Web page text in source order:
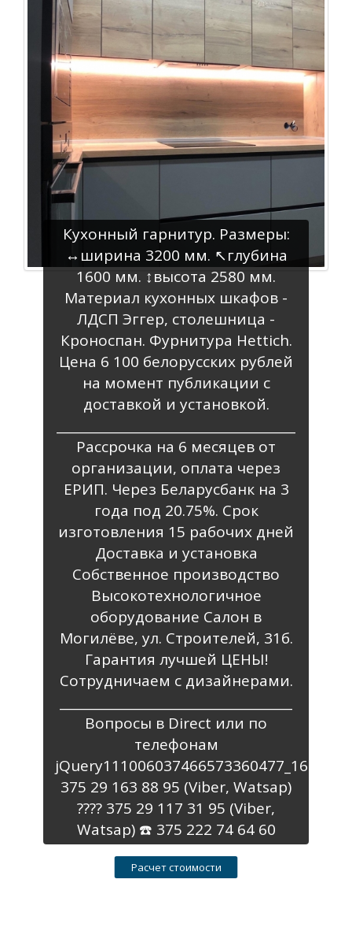
Кухонный гарнитур. Размеры:
↔️ширина 3200 мм. ↖️глубина
1600 мм. ↕️высота 2580 мм.
Материал кухонных шкафов -
ЛДСП Эггер, столешница -
Кроноспан. Фурнитура Hettich.
Цена 6 100 белорусских рублей
на момент публикации с
доставкой и установкой.
Рассрочка на 6 месяцев от
организации, оплата через
ЕРИП. Через Беларусбанк на 3
года под 20.75%. Срок
изготовления 15 рабочих дней
Доставка и установка
Собственное производство
Высокотехнологичное
оборудование Салон в
Могилёве, ул. Строителей, 31б.
Гарантия лучшей ЦЕНЫ!
Сотрудничаем с дизайнерами.
Вопросы в Direct или по
телефонам
375 29 163 88 95 (Viber, Watsap)
???? 375 29 117 31 95 (Viber,
Watsap) ☎️ 375 222 74 64 60
Расчет стоимости